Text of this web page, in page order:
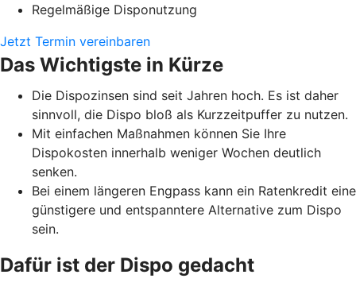
Regelmäßige Disponutzung
Jetzt Termin vereinbaren
Das Wichtigste in Kürze
Die Dispozinsen sind seit Jahren hoch. Es ist daher
sinnvoll, die Dispo bloß als Kurzzeitpuffer zu nutzen.
Mit einfachen Maßnahmen können Sie Ihre
Dispokosten innerhalb weniger Wochen deutlich
senken.
Bei einem längeren Engpass kann ein Ratenkredit eine
günstigere und entspanntere Alternative zum Dispo
sein.
Dafür ist der Dispo gedacht